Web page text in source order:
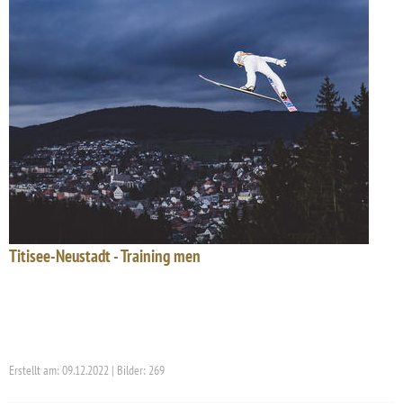
Titisee-Neustadt - Training men
Erstellt am: 09.12.2022 | Bilder: 269